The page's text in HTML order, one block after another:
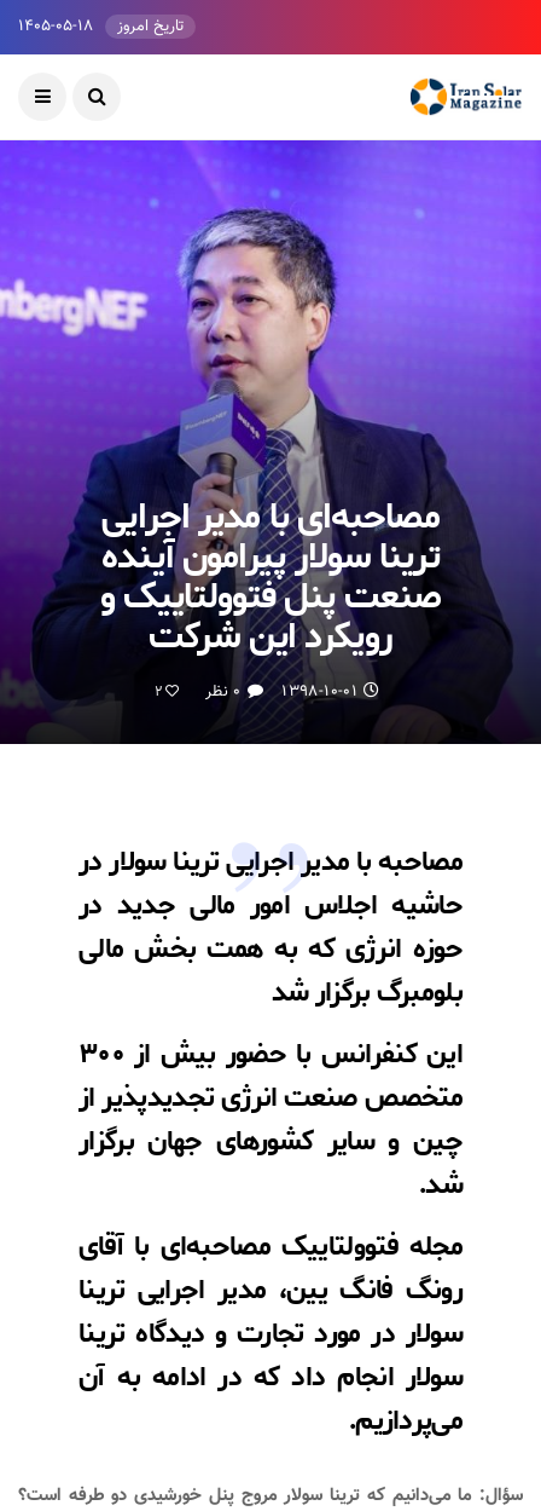
تاریخ امروز ۱۴۰۵-۰۵-۱۸
مصاحبه‌ای با مدیر اجرایی
ترینا سولار پیرامون آینده
صنعت پنل فتوولتاییک و
رویکرد این شرکت
۱۳۹۸-۱۰-۰۱ ۰ نظر 2
مصاحبه با مدیر اجرایی ترینا سولار در
حاشیه اجلاس امور مالی جدید در
حوزه انرژی که به همت بخش مالی
بلومبرگ برگزار شد
این کنفرانس با حضور بیش از ۳۰۰
متخصص صنعت انرژی تجدیدپذیر از
چین و سایر کشورهای جهان برگزار
شد.
مجله فتوولتاییک مصاحبه‌ای با آقای
رونگ فانگ یین، مدیر اجرایی ترینا
سولار در مورد تجارت و دیدگاه ترینا
سولار انجام داد که در ادامه به آن
می‌پردازیم.
سؤال: ما می‌دانیم که ترینا سولار مروج پنل خورشیدی دو طرفه است؟